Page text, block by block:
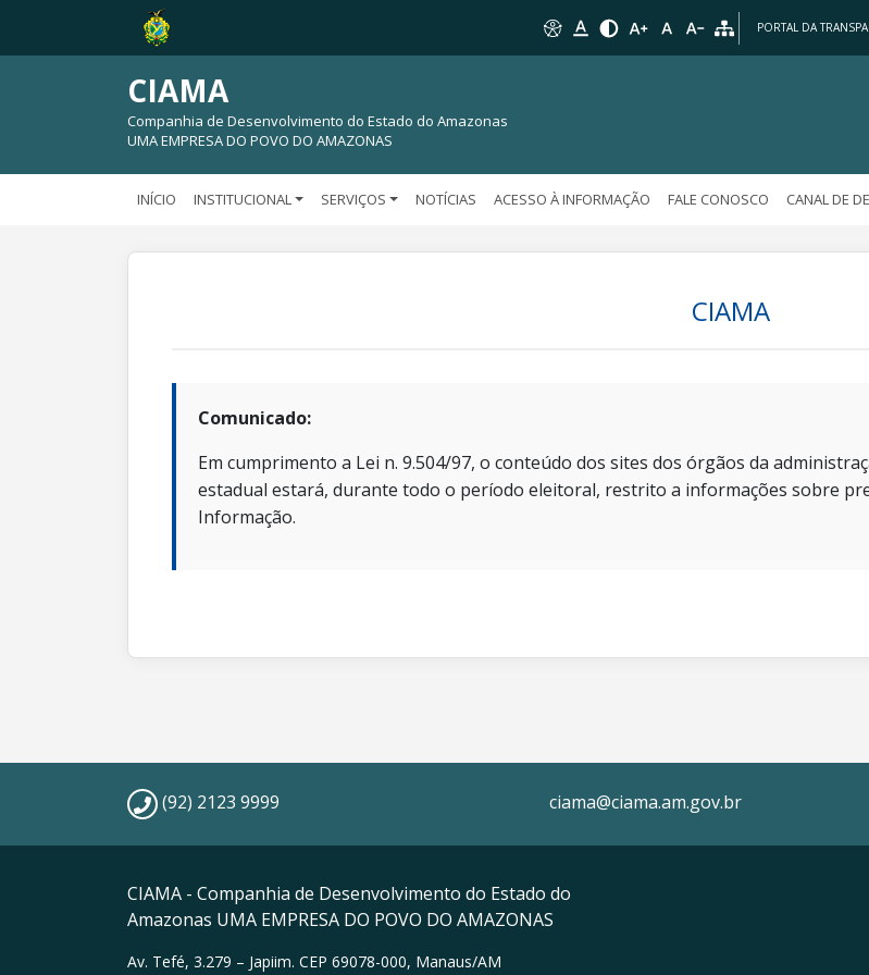
PORTAL DA
CIAMA
Companhia de Desenvolvimento do Estado do Amazonas
UMA EMPRESA DO POVO DO AMAZONAS
INÍCIO INSTITUCIONAL SERVIÇOS NOTÍCIAS ACESSO À INFORMAÇÃO FALE CONOSCO CANAL DE
CIAMA
Comunicado:
Em cumprimento a Lei n. 9.504/97, o conteúdo dos sites dos órgãos da
estadual estará, durante todo o período eleitoral, restrito a informações sobre
Informação.
(92) 2123 9999 ciama@ciama.am.gov.br
CIAMA - Companhia de Desenvolvimento do Estado do
Amazonas UMA EMPRESA DO POVO DO AMAZONAS
Av. Tefé, 3.279 – Japiim. CEP 69078-000, Manaus/AM